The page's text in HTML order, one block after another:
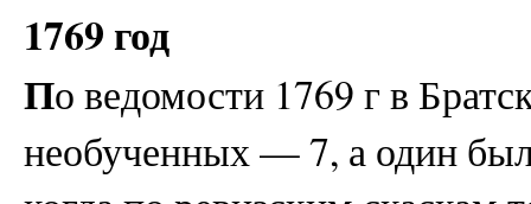
1769 год
По ведомости 1769 г в
необученных — 7, а один